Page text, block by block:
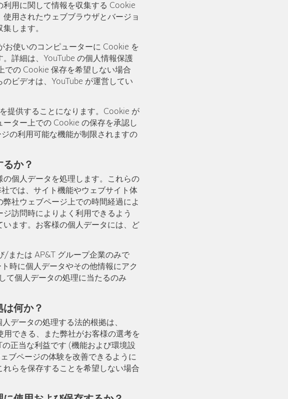
用に関して情報を収集する Cookie
用されたウェブブラウザとバージョ
します。
お使いのコンピューターに Cookie を
詳細は、YouTube の個人情報保護
での Cookie 保存を希望しない場合
ビデオは、YouTube が運営してい
提供することになります。Cookie が
ター上での Cookie の保存を承認し
の利用可能な機能が制限されますの
か？
個人データを処理します。これらの
では、サイト機能やウェブサイト体
社ウェブページ上での時間経過によ
訪問時によりよく利用できるよう
ます。お客様の個人データには、ど
/または AP&T グループ企業のみで
時に個人データやその他情報にアク
て個人データの処理に当たるのみ
何か？
データの処理する法的根拠は、
用できる、また弊社がお客様の選考を
正当な利益です (機能および環境設
ブページの体験を改善できるように
らを保存することを希望しない場合